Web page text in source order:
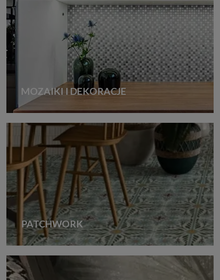
MOZAIKI I DEKORACJE
PATCHWORK